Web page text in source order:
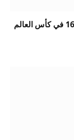
بركلات الترجيح.. منتخب مصريتأهل لدور الـ16 في كأس العالم